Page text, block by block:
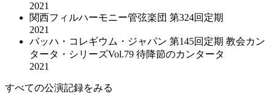
2021
関西フィルハーモニー管弦楽団 第324回定期
2021
バッハ・コレギウム・ジャパン 第145回定期 教会カン
タータ・シリーズVol.79 待降節のカンタータ
2021
すべての公演記録をみる